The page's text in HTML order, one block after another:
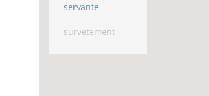
servante
survetement